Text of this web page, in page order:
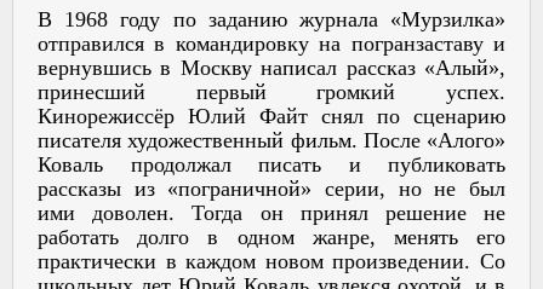
В 1968 году по заданию журнала «Мурзилка»
отправился в командировку на погранзаставу и
вернувшись в Москву написал рассказ «Алый»,
принесший первый громкий успех.
Кинорежиссёр Юлий Файт снял по сценарию
писателя художественный фильм. После «Алого»
Коваль продолжал писать и публиковать
рассказы из «пограничной» серии, но не был
ими доволен. Тогда он принял решение не
работать долго в одном жанре, менять его
практически в каждом новом произведении. Со